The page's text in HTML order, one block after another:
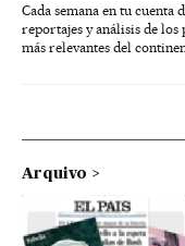
Cada semana en tu cuenta
reportajes y análisis de los
más relevantes del
Arquivo